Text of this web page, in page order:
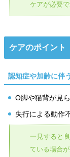
ケアが必要
ケアのポイント
認知症や加齢に伴
O脚や猫背が見
失行による動作
一見すると
ている場合